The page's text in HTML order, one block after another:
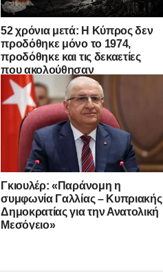
52 χρόνια μετά: Η Κύπρος δεν
προδόθηκε μόνο το 1974,
προδόθηκε και τις δεκαετίες
που ακολούθησαν
Γκιουλέρ: «Παράνομη η
συμφωνία Γαλλίας – Κυπριακής
Δημοκρατίας για την Ανατολική
Μεσόγειο»